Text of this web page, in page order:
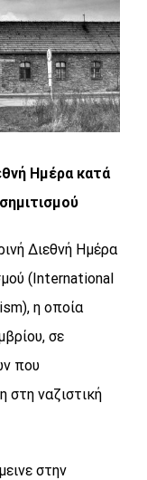
Ημέρα κατά
Διεθνή Ημέρα
(International
η οποία
σε
που
στη ναζιστική
στην